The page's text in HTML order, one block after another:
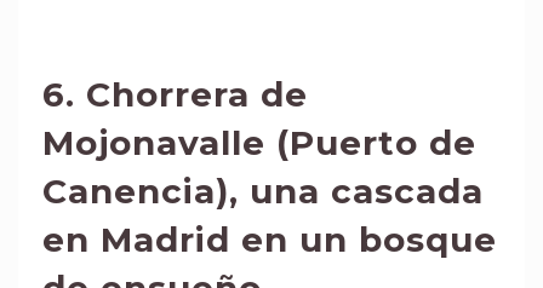
6. Chorrera de
Mojonavalle (Puerto de
Canencia), una cascada
en Madrid en un bosque